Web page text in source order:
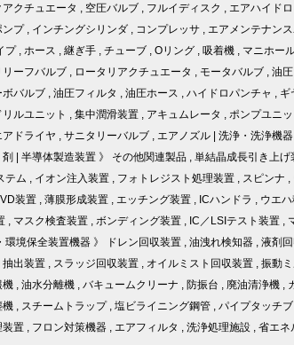
クチュエータ 空圧バルブ フルイディスク エアハイド
ンプ, インチングシリンダ コンプレッサ エアメンテナン
プ, ホース 継ぎ手 チューブ Oリング 吸着機 マニホー
リーフバルブ ロータリアクチュエータ モータバルブ 油
ボバルブ 油圧フィルタ 油圧ホース ハイドロパンチャ ギ
ルユニット 集中潤滑装置 アキュムレータ ポンプユニッ
アドライヤ サニタリーバルブ エアノズル | 洗浄・洗浄機器
剤 | 半導体製造装置 》 その他関連製品 単結晶成長引き上げ
テム イオン注入装置 フォトレジスト処理装置 スピンナ
装置 薄膜形成装置 エッチング装置 ICハンドラ ウエ
マスク検査装置 ボンディング装置 IC／LSIテスト装置
環境保全装置機器 》 ドレン回収装置 油洩れ検知器 液剤
抽出装置 スラッジ回収装置 オイルミスト回収装置 振動
機 油水分離機 バキュームクリーナ 防振台 廃油清浄機
機 スチームトラップ, 塩ビライニング鋼管 パイプタッチ
装置 フロン対策機器 エアフィルタ 洗浄処理施設 省エネ